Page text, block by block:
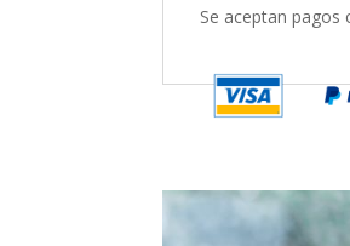
Se aceptan pagos